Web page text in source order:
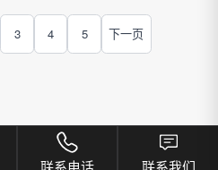
联系电话 联系我们
3 4 5 下一页